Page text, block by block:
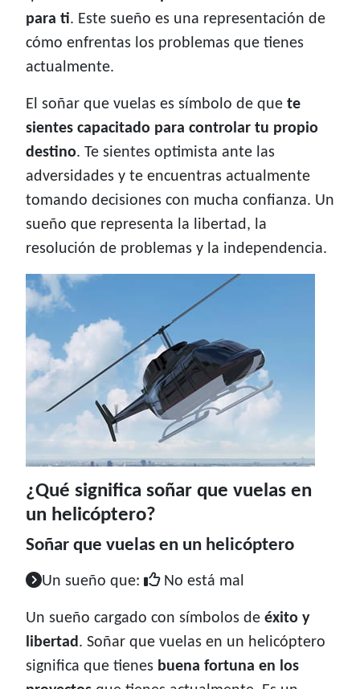
para ti. Este sueño es una representación de
cómo enfrentas los problemas que tienes
actualmente.
El soñar que vuelas es símbolo de que te
sientes capacitado para controlar tu propio
destino. Te sientes optimista ante las
adversidades y te encuentras actualmente
tomando decisiones con mucha confianza. Un
sueño que representa la libertad, la
resolución de problemas y la independencia.
¿Qué significa soñar que vuelas en
un helicóptero?
Soñar que vuelas en un helicóptero
Un sueño que: No está mal
Un sueño cargado con símbolos de éxito y
libertad. Soñar que vuelas en un helicóptero
significa que tienes buena fortuna en los